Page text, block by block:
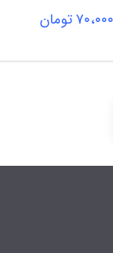
۷۰،۰۰۰تومان